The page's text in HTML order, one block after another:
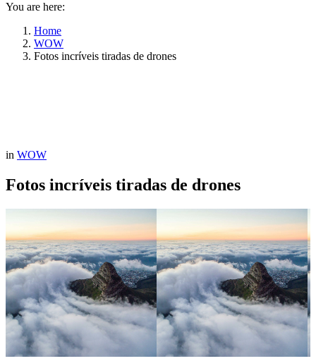
You are here:
Home
WOW
Fotos incríveis tiradas de drones
in WOW
Fotos incríveis tiradas de drones